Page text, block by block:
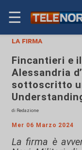
☰
la firma
Fincantieri e
Alessandria
sottoscritto
di Redazione
Mer 06 Marzo 2024
La firma è